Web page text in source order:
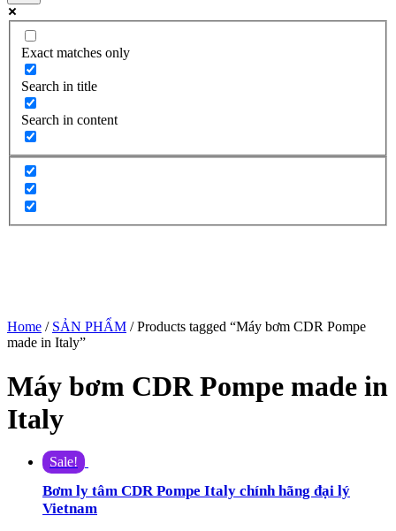
Exact matches only
Search in title
Search in content
Home / SẢN PHẨM / Products tagged “Máy bơm CDR Pompe
made in Italy”
Máy bơm CDR Pompe made in
Italy
Sale!
Bơm ly tâm CDR Pompe Italy chính hãng đại lý
Vietnam